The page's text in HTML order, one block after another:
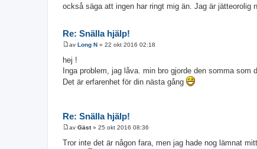
också säga att ingen har ringt mig än. Jag är jätteorolig
Re: Snälla hjälp!
n
l
ä
g
av Long N » 22 okt 2016 02:18
hej !
Inga problem, jag låva. min bro gjorde den somma som
Det är erfarenhet för din nästa gång
Re: Snälla hjälp!
av Gäst» 25 okt 2016 08:36
Tror inte det är någon fara, men jag hade nog lämnat